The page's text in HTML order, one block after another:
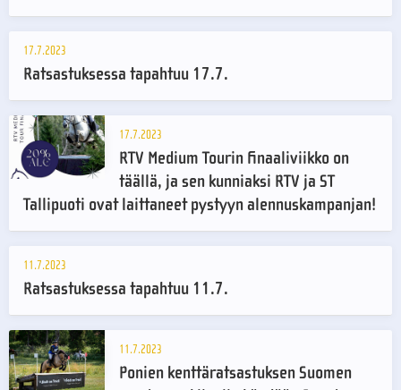
17.7.2023
Ratsastuksessa tapahtuu 17.7.
17.7.2023
RTV Medium Tourin finaaliviikko on
täällä, ja sen kunniaksi RTV ja ST
Tallipuoti ovat laittaneet pystyyn alennuskampanjan!
11.7.2023
Ratsastuksessa tapahtuu 11.7.
11.7.2023
Ponien kenttäratsastuksen Suomen